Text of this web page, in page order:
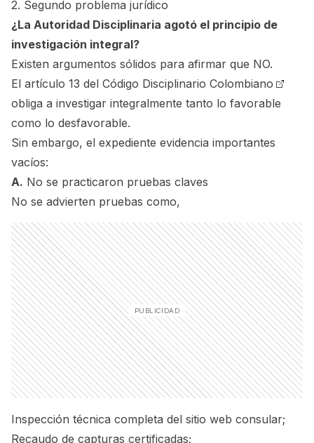
2. Segundo problema jurídico
¿La Autoridad Disciplinaria agotó el principio de
investigación integral?
Existen argumentos sólidos para afirmar que NO.
El artículo 13 del Código Disciplinario Colombiano
obliga a investigar integralmente tanto lo favorable
como lo desfavorable.
Sin embargo, el expediente evidencia importantes
vacíos:
A. No se practicaron pruebas claves
No se advierten pruebas como,
Inspección técnica completa del sitio web consular;
Recaudo de capturas certificadas;